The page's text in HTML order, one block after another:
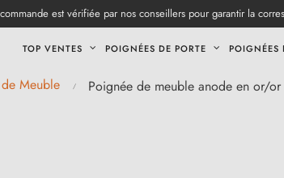
est vérifiée par nos conseillers pour garantir la
TOP VENTES POIGNÉES DE PORTE POIGNÉES
Meuble Poignée de meuble anode en or/or